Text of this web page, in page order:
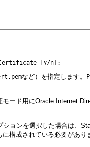
など）を指定します。
ード用にOracle Internet
ョンを選択した場合は、
構成されている必要があり